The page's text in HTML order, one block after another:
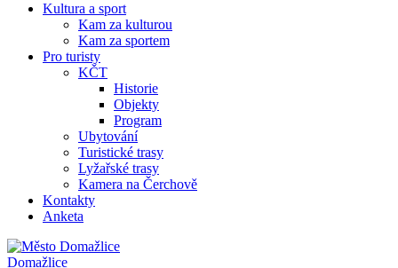
Kultura a sport
Kam za kulturou
Kam za sportem
Pro turisty
KČT
Historie
Objekty
Program
Ubytování
Turistické trasy
Lyžařské trasy
Kamera na Čerchově
Kontakty
Anketa
Domažlice